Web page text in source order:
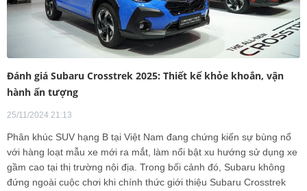
Đánh giá Subaru Crosstrek 2025: Thiết kế khỏe khoắn, vận
hành ấn tượng
25/11/2024 21:13
Phân khúc SUV hạng B tại Việt Nam đang chứng kiến sự bùng nổ
với hàng loạt mẫu xe mới ra mắt, làm nổi bật xu hướng sử dụng xe
gầm cao tại thị trường nội địa. Trong bối cảnh đó, Subaru không
đứng ngoài cuộc chơi khi chính thức giới thiệu Subaru Crosstrek